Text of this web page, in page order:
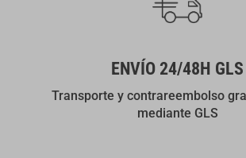
ENVÍO 24/48H GLS
Transporte y contrareembolso
mediante GLS